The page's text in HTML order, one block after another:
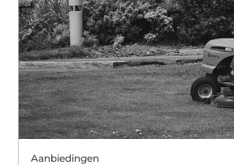
Aanbiedingen